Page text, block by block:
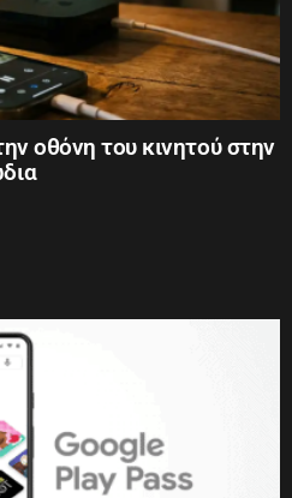
οθόνη του κινητού στην